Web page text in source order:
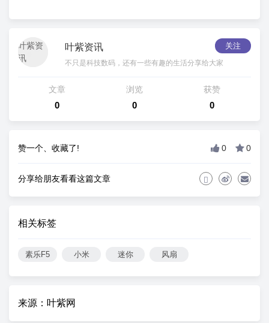
叶紫资讯 关注
不只是科技数码，还有一些有趣的生活分享给大家
文章
0
浏览
0
获赞
0
赞一个、收藏了! 0 0
分享给朋友看看这篇文章
相关标签
素乐F5 小米 迷你 风扇
来源：叶紫网